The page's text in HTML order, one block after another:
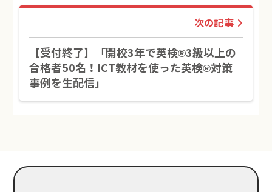
次の記事
【受付終了】「開校3年で英検®3級以上の
合格者50名！ICT教材を使った英検®対策
事例を生配信」